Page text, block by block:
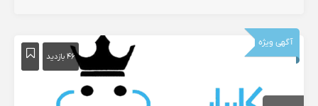
آگهی ویژه
۴۶ بازدید